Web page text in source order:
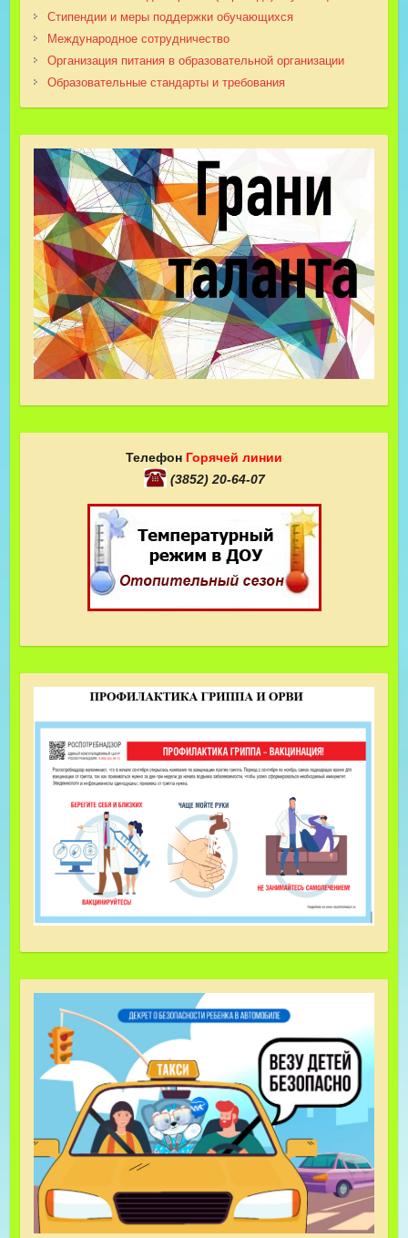
Стипендии и меры поддержки обучающихся
Международное сотрудничество
Организация питания в образовательной организации
Образовательные стандарты и требования
Телефон Горячей линии
(3852) 20-64-07